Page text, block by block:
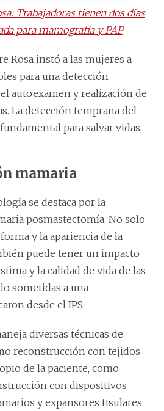
Trabajadoras tienen dos días
para mamografía y PAP
Rosa instó a las mujeres a
para una detección
autoexamen y realización de
La detección temprana del
para salvar vidas,
mamaria
se destaca por la
posmastectomía. No solo
y la apariencia de la
puede tener un impacto
y la calidad de vida de las
sometidas a una
desde el IPS.
diversas técnicas de
reconstrucción con tejidos
de la paciente, como
con dispositivos
y expansores tisulares.